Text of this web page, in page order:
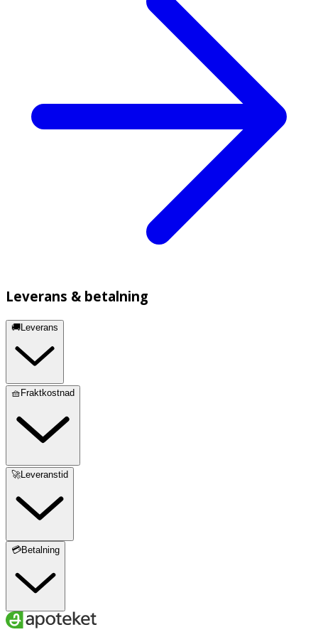
Leverans & betalning
🚚Leverans
🧺Fraktkostnad
🚀Leveranstid
💳Betalning